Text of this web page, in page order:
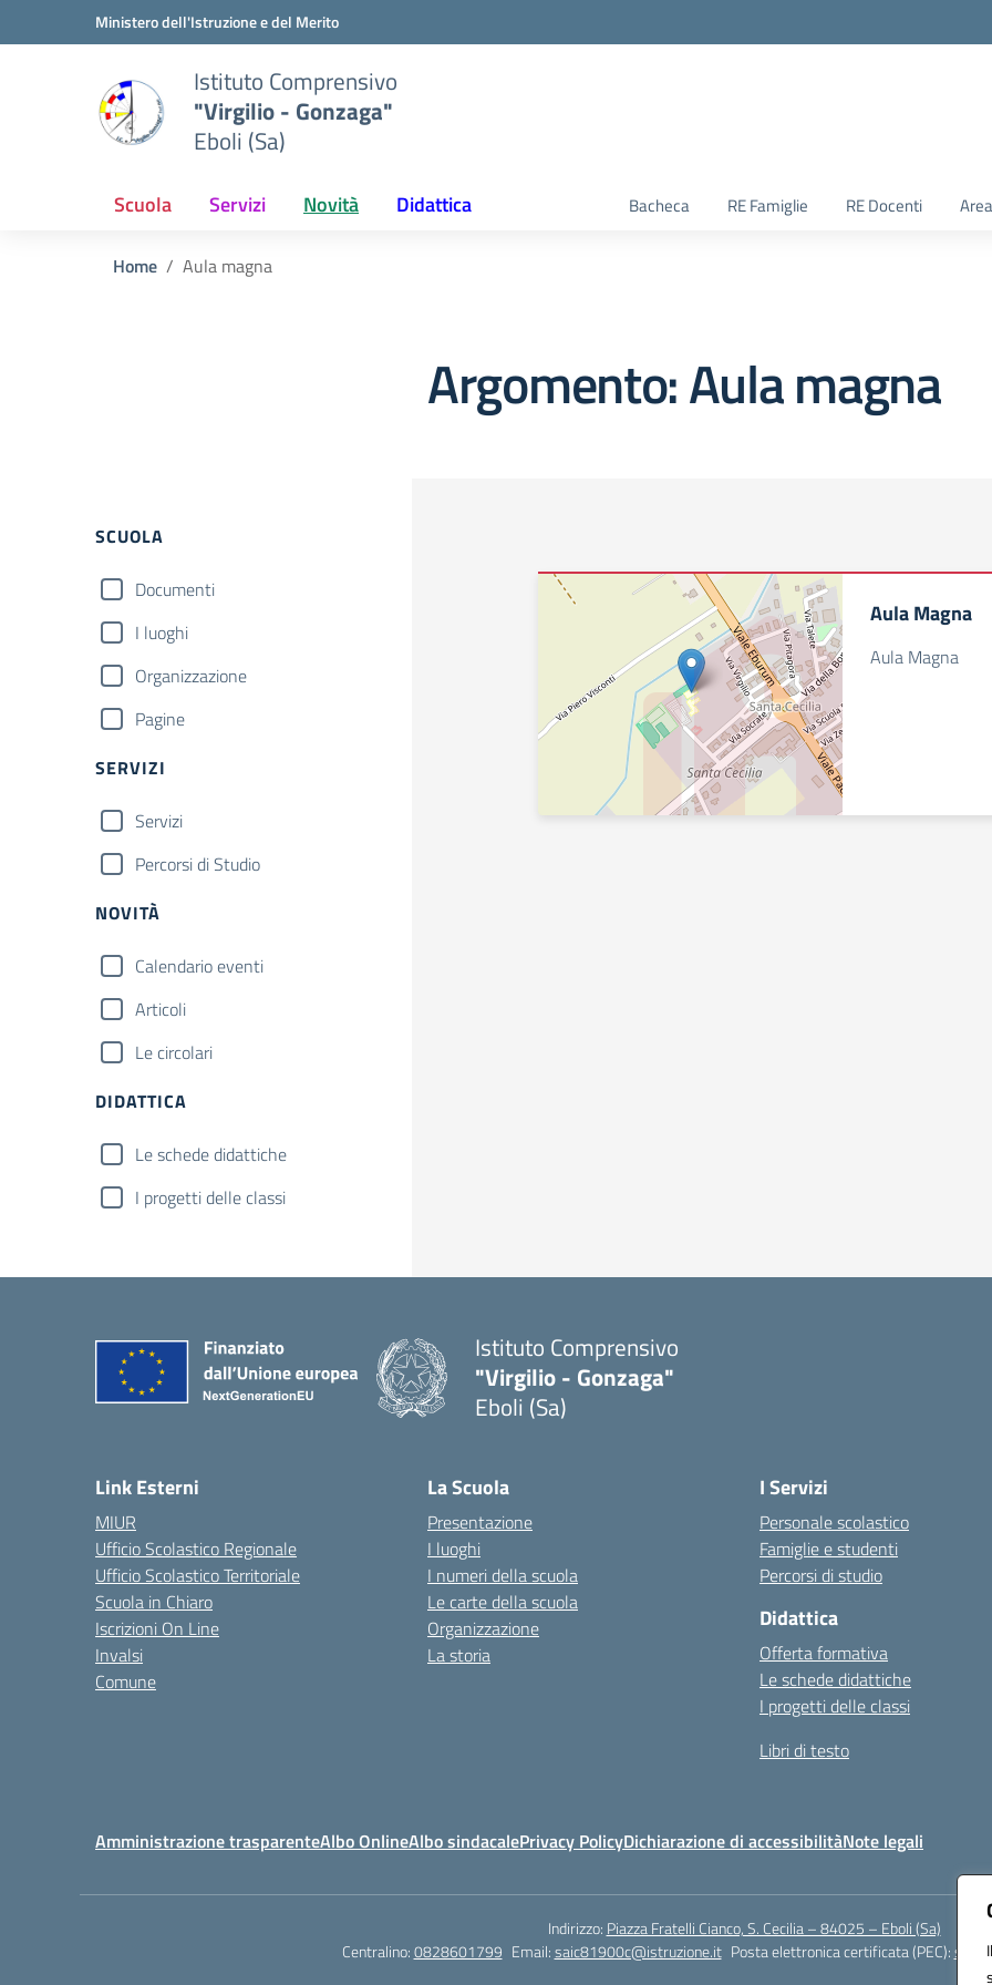
Vai ai contenuti
Vai al menu di navigazioneMinistero dell'Istruzione e del Merito
Istituto Comprensivo
"Virgilio - Gonzaga"
Eboli (Sa)
Scuola Servizi Novità Didattica Bacheca RE Famiglie RE Docenti
Home Aula magna
Argomento: Aula magna
Filtri
SCUOLA
Documenti
I luoghi
Organizzazione
Pagine
SERVIZI
Servizi
Percorsi di Studio
NOVITÀ
Calendario eventi
Articoli
Le circolari
DIDATTICA
Le schede didattiche
I progetti delle classi
Aula Magna
Aula Magna
Istituto Comprensivo
"Virgilio - Gonzaga"
Eboli (Sa)
Link Esterni
MIUR
Ufficio Scolastico Regionale
Ufficio Scolastico Territoriale
Scuola in Chiaro
Iscrizioni On Line
Invalsi
Comune
La Scuola
Presentazione
I luoghi
I numeri della scuola
Le carte della scuola
Organizzazione
La storia
I Servizi
Personale scolastico
Famiglie e studenti
Percorsi di studio
Didattica
Offerta formativa
Le schede didattiche
I progetti delle classi
Libri di testo
Amministrazione trasparenteAlbo OnlineAlbo sindacalePrivacy PolicyDichiarazione di accessibilitàNote legali
Indirizzo: Piazza Fratelli Cianco, S. Cecilia – 84025 – Eboli (Sa)
Centralino:0828601799 Email:saic81900c@istruzione.it Posta elettronica certificata (PEC):